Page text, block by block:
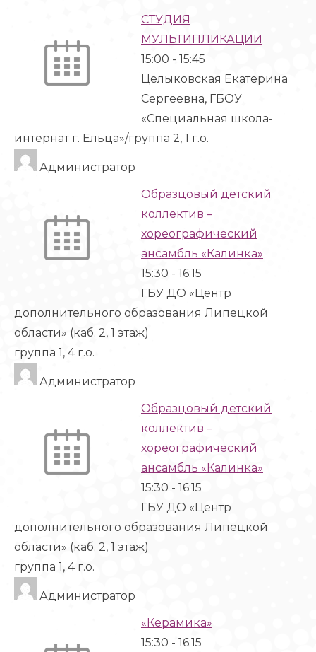
СТУДИЯ
МУЛЬТИПЛИКАЦИИ
15:00 - 15:45
Целыковская Екатерина
Сергеевна, ГБОУ
«Специальная школа-
интернат г. Ельца»/группа 2, 1 г.о.
Администратор
Образцовый детский
коллектив –
хореографический
ансамбль «Калинка»
15:30 - 16:15
ГБУ ДО «Центр
дополнительного образования Липецкой
области» (каб. 2, 1 этаж)
группа 1, 4 г.о.
Администратор
Образцовый детский
коллектив –
хореографический
ансамбль «Калинка»
15:30 - 16:15
ГБУ ДО «Центр
дополнительного образования Липецкой
области» (каб. 2, 1 этаж)
группа 1, 4 г.о.
Администратор
«Керамика»
15:30 - 16:15